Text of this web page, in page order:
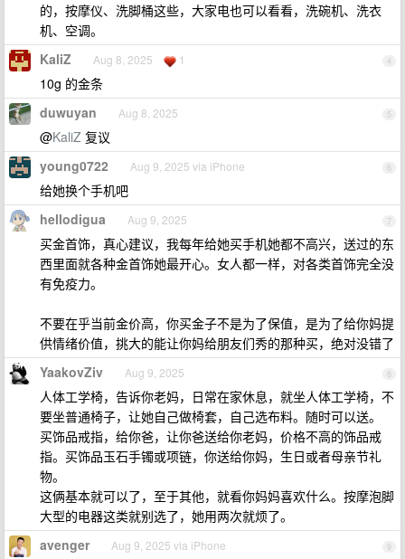
的，按摩仪、洗脚桶这些，大家电也可以看看，洗碗机、洗衣
机、空调。
4
KaliZ Aug 8, 2025 1
10g 的金条
5
duwuyan Aug 8, 2025
@KaliZ 复议
6
young0722 Aug 9, 2025 via iPhone
给她换个手机吧
7
hellodigua Aug 9, 2025
买金首饰，真心建议，我每年给她买手机她都不高兴，送过的东
西里面就各种金首饰她最开心。女人都一样，对各类首饰完全没
有免疫力。
不要在乎当前金价高，你买金子不是为了保值，是为了给你妈提
供情绪价值，挑大的能让你妈给朋友们秀的那种买，绝对没错了
8
YaakovZiv Aug 9, 2025
人体工学椅，告诉你老妈，日常在家休息，就坐人体工学椅，不
要坐普通椅子，让她自己做椅套，自己选布料。随时可以送。
买饰品戒指，给你爸，让你爸送给你老妈，价格不高的饰品戒
指。买饰品玉石手镯或项链，你送给你妈，生日或者母亲节礼
物。
这俩基本就可以了，至于其他，就看你妈妈喜欢什么。按摩泡脚
大型的电器这类就别选了，她用两次就烦了。
9
avenger Aug 9, 2025 via iPhone